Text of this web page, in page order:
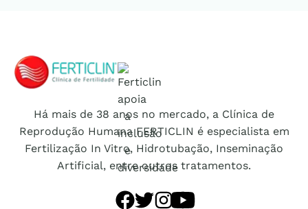
Logo Ferticlin - ir para a página inicial do site
Há mais de 38 anos no mercado, a Clínica de
Reprodução Humana FERTICLIN é especialista em
Fertilização In Vitro, Hidrotubação, Inseminação
Artificial, entre outros tratamentos.